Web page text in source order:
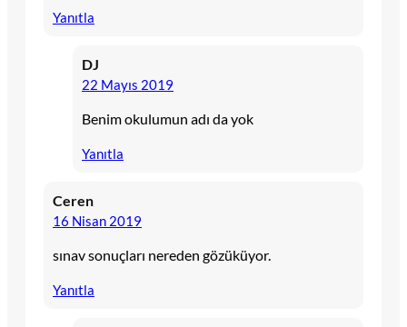
Yanıtla
DJ
22 Mayıs 2019
Benim okulumun adı da yok
Yanıtla
Ceren
16 Nisan 2019
sınav sonuçları nereden gözüküyor.
Yanıtla